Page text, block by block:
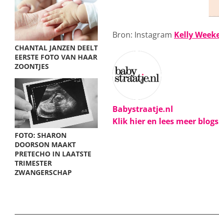
CHANTAL JANZEN DEELT
EERSTE FOTO VAN HAAR
ZOONTJES
FOTO: SHARON
DOORSON MAAKT
PRETECHO IN LAATSTE
TRIMESTER
ZWANGERSCHAP
Bron: Instagram Kelly
Babystraatje.nl
Klik hier en lees meer